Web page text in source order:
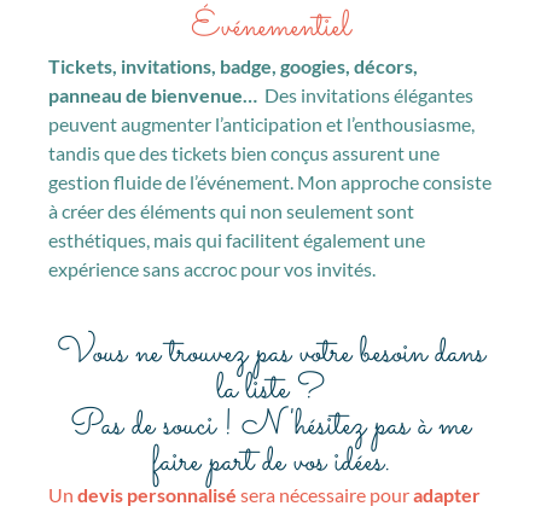
Événementiel
Tickets, invitations, badge, googies, décors,
panneau de bienvenue… Des invitations élégantes
peuvent augmenter l’anticipation et l’enthousiasme,
tandis que des tickets bien conçus assurent une
gestion fluide de l’événement. Mon approche consiste
à créer des éléments qui non seulement sont
esthétiques, mais qui facilitent également une
expérience sans accroc pour vos invités.
Vous ne trouvez pas votre besoin dans
la liste ?
Pas de souci ! N'hésitez pas à me
faire part de vos idées.
Un devis personnalisé sera nécessaire pouradapter